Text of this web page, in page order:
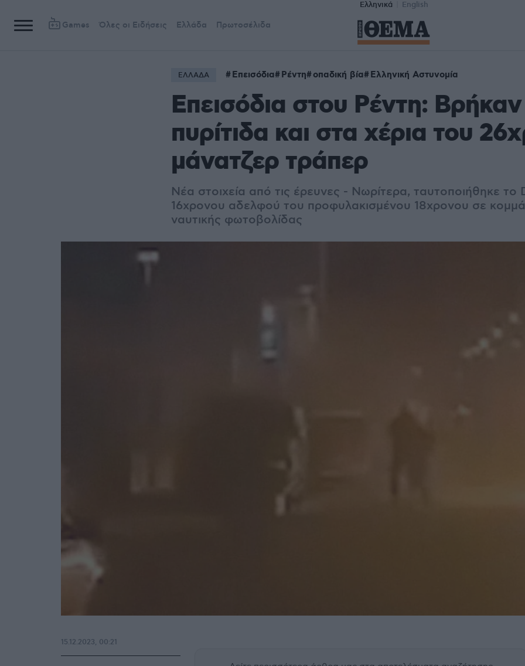
Ελληνικά English
Games Όλες οι Ειδήσεις Ελλάδα Πρωτοσέλιδα
ΕΛΛΑΔΑ Επεισόδια Ρέντη οπαδική βία Ελληνική Αστυνομία
Επεισόδια στου Ρέντη: Βρήκαν
πυρίτιδα και στα χέρια του
μάνατζερ τράπερ
Νέα στοιχεία από τις έρευνες - Νωρίτερα, ταυτοποιήθηκε το
16χρονου αδελφού του προφυλακισμένου 18χρονου σε
ναυτικής φωτοβολίδας
15.12.2023, 00:21